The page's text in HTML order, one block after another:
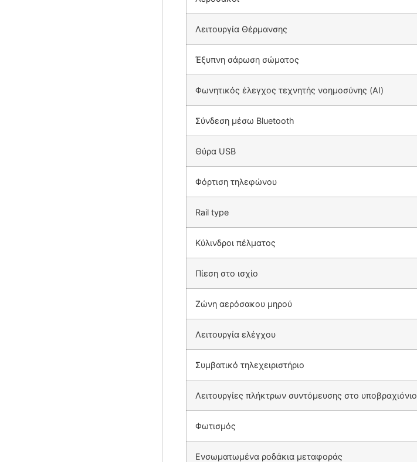
Λειτουργία Θέρμανσης
Έξυπνη σάρωση σώματος
Φωνητικός έλεγχος τεχνητής νοημοσύνης (AI)
Σύνδεση μέσω Bluetooth
Θύρα USB
Φόρτιση τηλεφώνου
Rail type
Κύλινδροι πέλματος
Πίεση στο ισχίο
Ζώνη αερόσακου μηρού
Λειτουργία ελέγχου
Συμβατικό τηλεχειριστήριο
Λειτουργίες πλήκτρων συντόμευσης στο υποβραχιόνιο
Φωτισμός
Ενσωματωμένα ροδάκια μεταφοράς